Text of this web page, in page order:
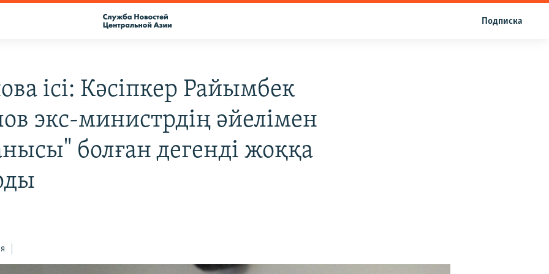
Подписка
ісі: Кәсіпкер Райымбек
экс-министрдің әйелімен
болған дегенді жоққа